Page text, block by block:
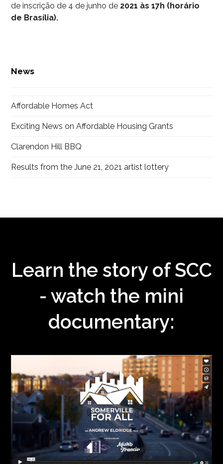
de inscrição de 4 de junho de 2021 às 17h (horário
de Brasília).
News
Affordable Homes Act
Exciting News on Affordable Housing Grants
Clarendon Hill BBQ
Results from the June 21, 2021 artist lottery
Learn the story of SCC
- watch the mini
documentary: